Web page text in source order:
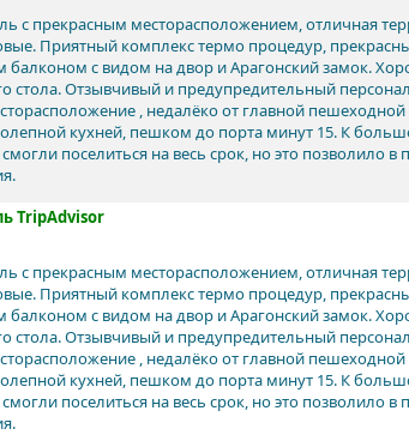
с прекрасным месторасположением, отличная
Приятный комплекс термо процедур,
с видом на двор и Арагонский замок.
стола. Отзывчивый и предупредительный
, недалёко от главной
кухней, пешком до порта минут 15. К
поселиться на весь срок, но это позволило
TripAdvisor
с прекрасным месторасположением, отличная
Приятный комплекс термо процедур,
с видом на двор и Арагонский замок.
стола. Отзывчивый и предупредительный
, недалёко от главной
кухней, пешком до порта минут 15. К
поселиться на весь срок, но это позволило